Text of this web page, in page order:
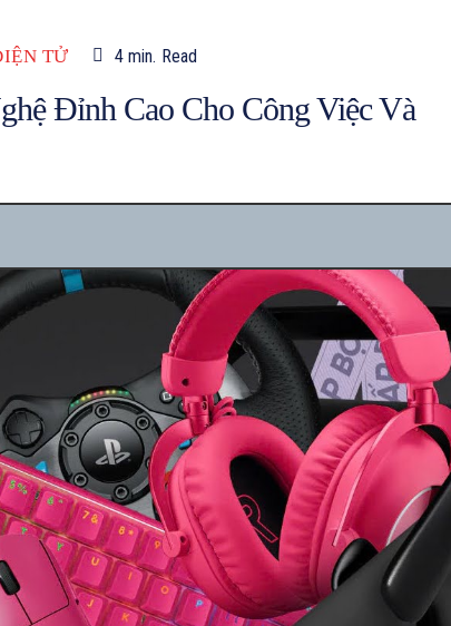
TỬ 4min. Read
Đỉnh Cao Cho Công Việc Và